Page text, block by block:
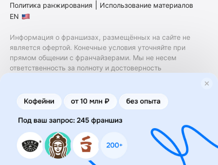
Политика ранжирования
Использование материалов
EN
Информация о франшизах, размещённых на сайте не
является офертой. Конечные условия уточняйте при
прямом общении с франчайзерами. Мы не несем
ответственность за полноту и достоверность
финансовые услуги. Заключение договоров
коммерческой концессии (франчайзинга) осуществляется
правообладателями/их представителями. Бизнесменс.ру
не является посредником или представителем
правообладателя и не несет ответственность за условия
предоставления франшизы и действия лиц,
осуществленные на основании информации, имеющейся